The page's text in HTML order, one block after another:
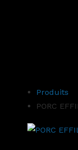
principal
Produits
PORC